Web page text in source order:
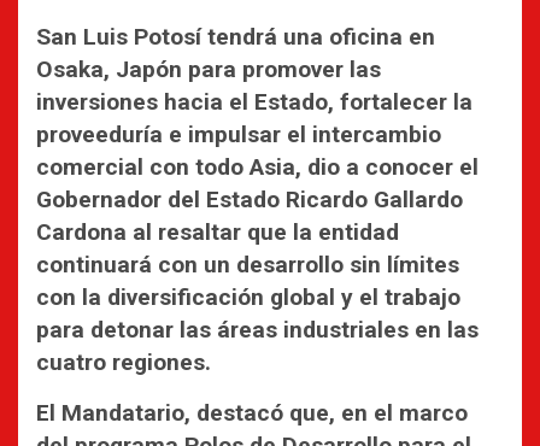
San Luis Potosí tendrá una oficina en
Osaka, Japón para promover las
inversiones hacia el Estado, fortalecer la
proveeduría e impulsar el intercambio
comercial con todo Asia, dio a conocer el
Gobernador del Estado Ricardo Gallardo
Cardona al resaltar que la entidad
continuará con un desarrollo sin límites
con la diversificación global y el trabajo
para detonar las áreas industriales en las
cuatro regiones.
El Mandatario, destacó que, en el marco